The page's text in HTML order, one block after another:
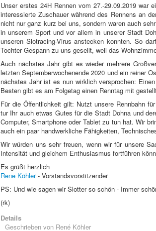
Unser erstes 24H Rennen vom 27.-29.09.2019 war
interessierte Zuschauer während des Rennens an
nicht nur ganz kurz bei uns, sondern waren auch
in unserem Sport und vor allem in unserer Stadt
unseren Slotracing-Virus anstecken konnten. So
Tochter Gespann zu uns gesellt, weil das
Auch nächstes Jahr gibt es wieder mehrere
letzten Septemberwochenende 2020 und ein reiner
nächstes Jahr ist es nun wirklich versprochen:
Besten gibt es am Folgetag einen Renntag mit
Für die Öffentlichkeit gilt: Nutzt unsere Rennbahn
tur Ihr auch etwas Gutes für die Stadt Dohna und
Computer, Smartphone oder Tablet zu tun hat. Wir
auch ein paar handwerkliche Fähigkeiten,
Wir würden uns sehr freuen, wenn wir für unsere
Intensität und gleichem Enthusiasmus fortführen
Es grüßt herzlich
Rene Köhler- Vorstandsvorstitzender
PS: Und wie sagen wir Slotter so schön - Immer
(rk)
Details
Geschrieben von René Köhler